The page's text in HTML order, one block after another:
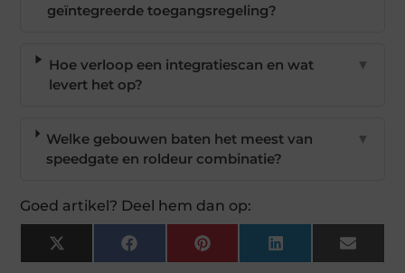
geïntegreerde toegangsregeling?
Hoe verloop een integratiescan en wat
levert het op?
▼
Welke gebouwen baten het meest van
speedgate en roldeur combinatie?
▼
Goed artikel? Deel hem dan op:
X
(Twitter)
FacebookPinterest LinkedIn Email